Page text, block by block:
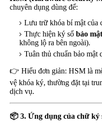
chuyên dụng dùng để:
Lưu trữ khóa bí mật của
Thực hiện ký số bảo
không lộ ra bên ngoài).
Tuân thủ chuẩn bảo mật
👉 Hiểu đơn giản: HSM là
vệ khóa ký, thường đặt tại
dịch vụ.
📦 3. Ứng dụng của chữ ký